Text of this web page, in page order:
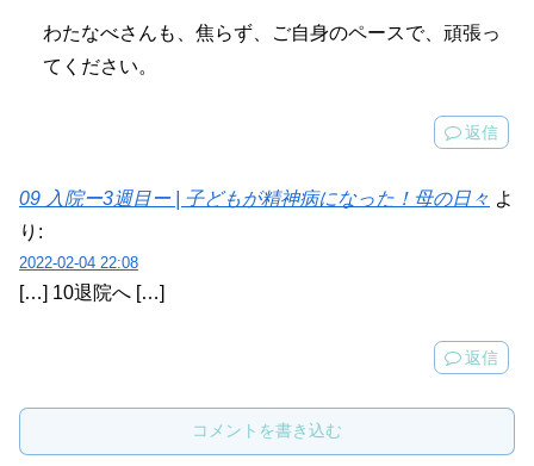
わたなべさんも、焦らず、ご自身のペースで、頑張っ
てください。
返信
09 入院ー3週目ー | 子どもが精神病になった！母の日々 よ
り:
2022-02-04 22:08
[…] 10退院へ […]
返信
コメントを書き込む